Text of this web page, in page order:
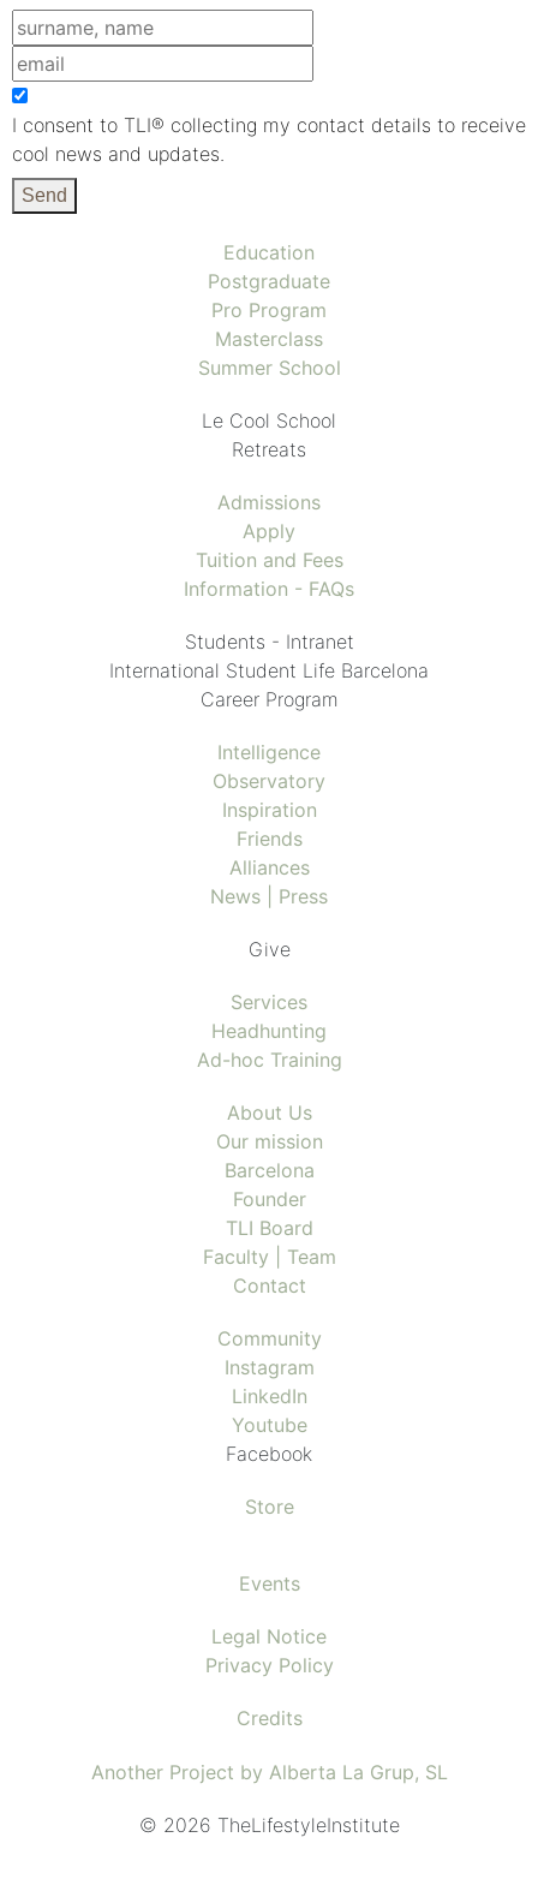
I consent to TLI® collecting my contact details to receive
cool news and updates.
Send
Education
Postgraduate
Pro Program
Masterclass
Summer School
Le Cool School
Retreats
Admissions
Apply
Tuition and Fees
Information - FAQs
Students - Intranet
International Student Life Barcelona
Career Program
Intelligence
Observatory
Inspiration
Friends
Alliances
News | Press
Give
Services
Headhunting
Ad-hoc Training
About Us
Our mission
Barcelona
Founder
TLI Board
Faculty | Team
Contact
Community
Instagram
LinkedIn
Youtube
Facebook
Store
Events
Legal Notice
Privacy Policy
Credits
Another Project by Alberta La Grup, SL
© 2026 TheLifestyleInstitute